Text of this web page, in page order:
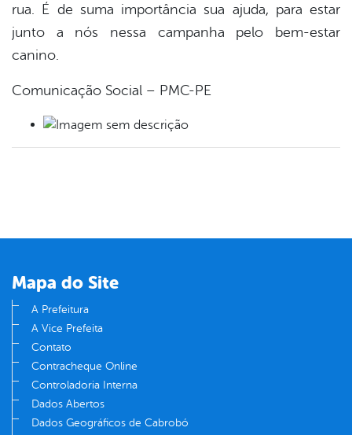
rua. É de suma importância sua ajuda, para estar
junto a nós nessa campanha pelo bem-estar
canino.
Comunicação Social – PMC-PE
Mapa do Site
A Prefeitura
A Vice Prefeita
Contato
Contracheque Online
Controladoria Interna
Dados Abertos
Dados Geográficos de Cabrobó